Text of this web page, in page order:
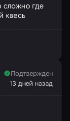
сложно где
квесь
Подтвержден
13 дней назад